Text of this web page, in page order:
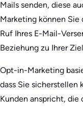
Mails senden, diese
Marketing können
Ruf Ihres E-Mail-
Beziehung zu Ihrer
Opt-in-Marketing
dass Sie sicherstellen
Kunden anspricht, die